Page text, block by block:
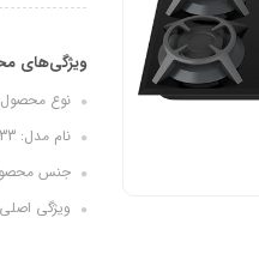
ویژگی‌های
نوع
نام مدل: DG-533
جنس
ویژگی